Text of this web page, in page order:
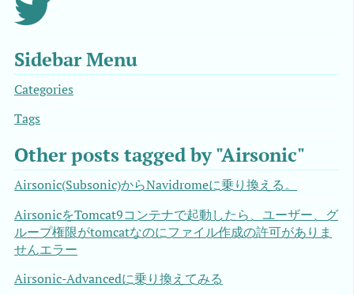
Sidebar Menu
Categories
Tags
Other posts tagged by "Airsonic"
Airsonic(Subsonic)からNavidromeに乗り換える。
AirsonicをTomcat9コンテナで起動したら、ユーザー、グ
ループ権限がtomcatなのにファイル作成の許可がありま
せんエラー
Airsonic-Advancedに乗り換えてみる